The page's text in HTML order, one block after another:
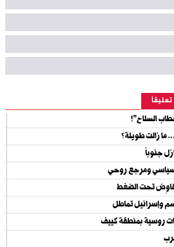
السلاح"!
زالت طويلة؟
جنوباً
سياسي ومرجع روحي
تحت الضغط
وإسرائيل تماطل